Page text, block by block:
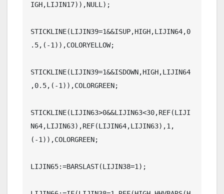
IGH,LIJIN17)),NULL);
STICKLINE(LIJIN39=1&&ISUP,HIGH,LIJIN64,0
.5,(-1)),COLORYELLOW;
STICKLINE(LIJIN39=1&&ISDOWN,HIGH,LIJIN64
,0.5,(-1)),COLORGREEN;
STICKLINE(LIJIN63>0&&LIJIN63<30,REF(LIJI
N64,LIJIN63),REF(LIJIN64,LIJIN63),1,
(-1)),COLORGREEN;
LIJIN65:=BARSLAST(LIJIN38=1);